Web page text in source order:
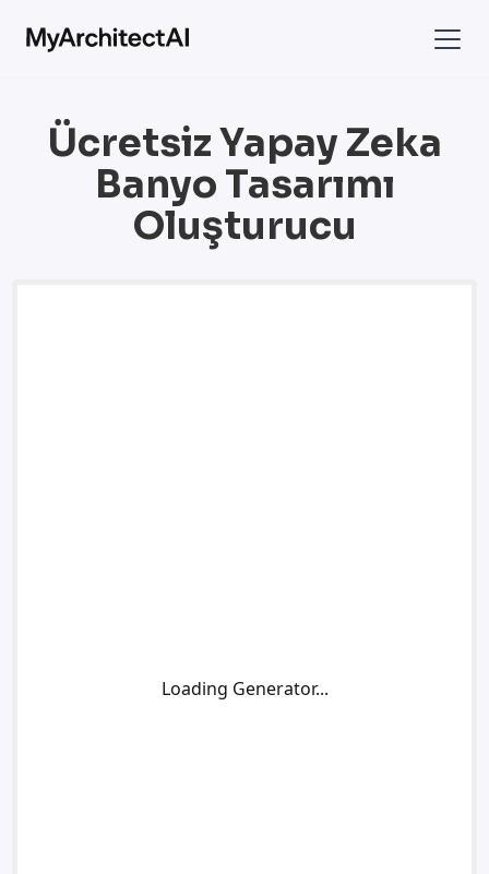
Ücretsiz Yapay Zeka
Banyo Tasarımı
Oluşturucu